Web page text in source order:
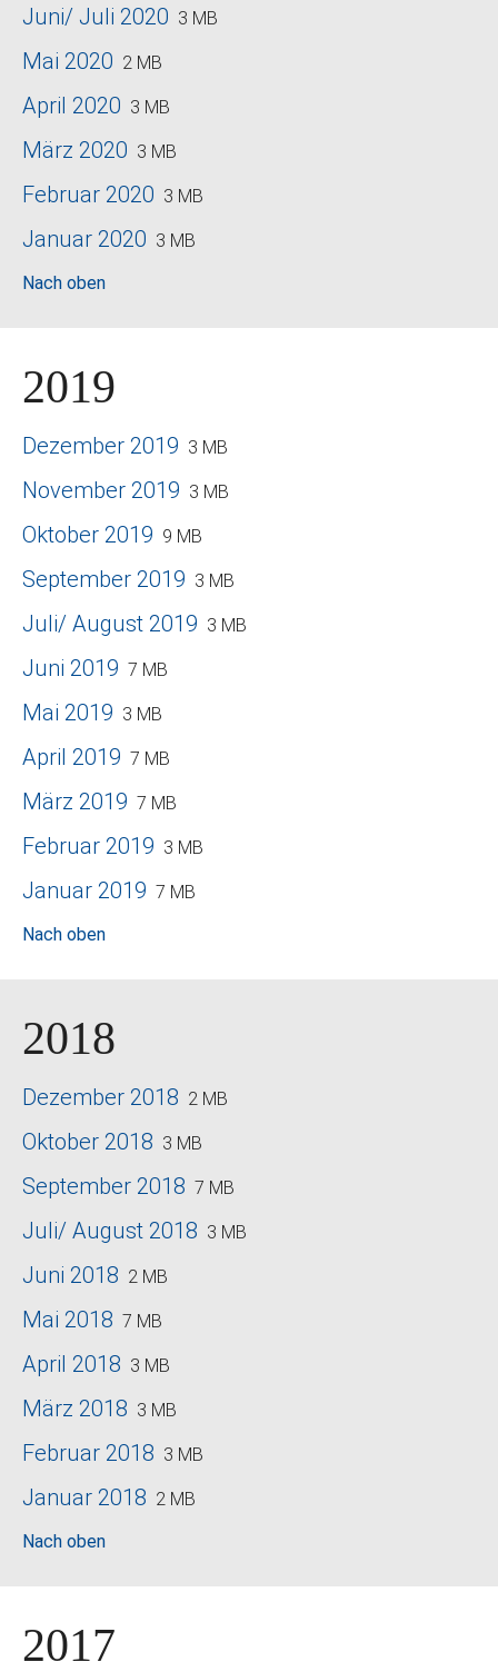
Juni/ Juli 2020 3 MB
Mai 2020 2 MB
April 2020 3 MB
März 2020 3 MB
Februar 2020 3 MB
Januar 2020 3 MB
Nach oben
2019
Dezember 2019 3 MB
November 2019 3 MB
Oktober 2019 9 MB
September 2019 3 MB
Juli/ August 2019 3 MB
Juni 2019 7 MB
Mai 2019 3 MB
April 2019 7 MB
März 2019 7 MB
Februar 2019 3 MB
Januar 2019 7 MB
Nach oben
2018
Dezember 2018 2 MB
Oktober 2018 3 MB
September 2018 7 MB
Juli/ August 2018 3 MB
Juni 2018 2 MB
Mai 2018 7 MB
April 2018 3 MB
März 2018 3 MB
Februar 2018 3 MB
Januar 2018 2 MB
Nach oben
2017